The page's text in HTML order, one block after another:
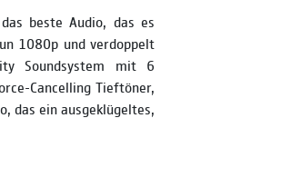
beste Audio, das es
1080p und verdoppelt
Soundsystem mit 6
Cancelling Tieftöner,
das ein ausgeklügeltes,